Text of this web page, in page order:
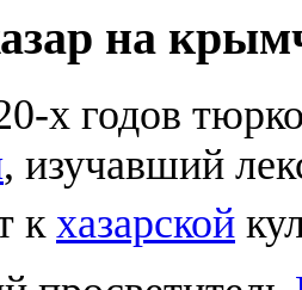
на
х годов
, изучавший
к хазарской